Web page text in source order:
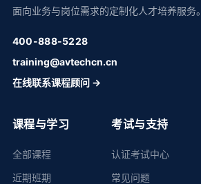
面向业务与岗位需求的定制化人才培养服务。
400-888-5228
training@avtechcn.cn
在线联系课程顾问 →
课程与学习
全部课程
近期班期
考试与支持
认证考试中心
常见问题